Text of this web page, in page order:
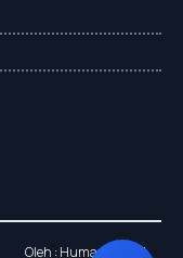
Oleh : Humas Kanwil